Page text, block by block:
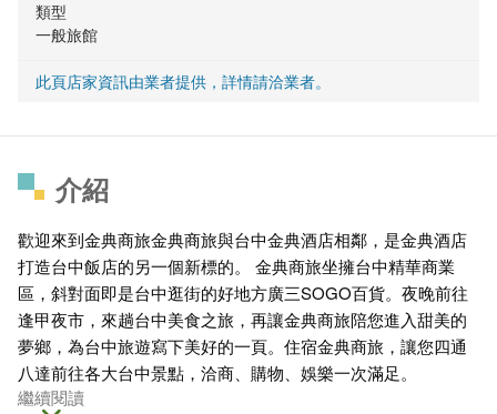
類型
一般旅館
此頁店家資訊由業者提供，詳情請洽業者。
介紹
歡迎來到金典商旅金典商旅與台中金典酒店相鄰，是金典酒店
打造台中飯店的另一個新標的。 金典商旅坐擁台中精華商業
區，斜對面即是台中逛街的好地方廣三SOGO百貨。夜晚前往
逢甲夜市，來趟台中美食之旅，再讓金典商旅陪您進入甜美的
夢鄉，為台中旅遊寫下美好的一頁。住宿金典商旅，讓您四通
八達前往各大台中景點，洽商、購物、娛樂一次滿足。
繼續閱讀